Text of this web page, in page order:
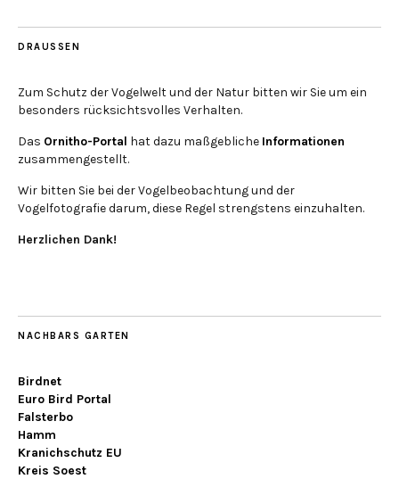
DRAUSSEN
Zum Schutz der Vogelwelt und der Natur bitten wir Sie um ein
besonders rücksichtsvolles Verhalten.
Das Ornitho-Portal hat dazu maßgebliche Informationen
zusammengestellt.
Wir bitten Sie bei der Vogelbeobachtung und der
Vogelfotografie darum, diese Regel strengstens einzuhalten.
Herzlichen Dank!
NACHBARS GARTEN
Birdnet
Euro Bird Portal
Falsterbo
Hamm
Kranichschutz EU
Kreis Soest